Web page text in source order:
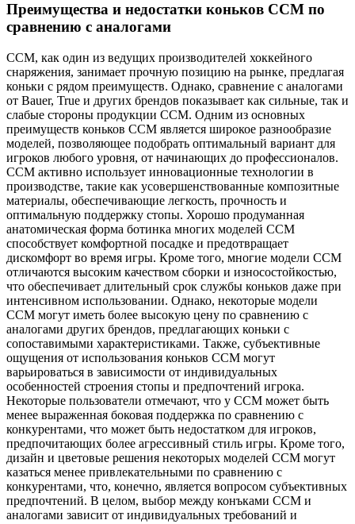
Преимущества и недостатки коньков CCM по
сравнению с аналогами
CCM, как один из ведущих производителей хоккейного
снаряжения, занимает прочную позицию на рынке, предлагая
коньки с рядом преимуществ. Однако, сравнение с аналогами
от Bauer, True и других брендов показывает как сильные, так и
слабые стороны продукции CCM. Одним из основных
преимуществ коньков CCM является широкое разнообразие
моделей, позволяющее подобрать оптимальный вариант для
игроков любого уровня, от начинающих до профессионалов.
CCM активно использует инновационные технологии в
производстве, такие как усовершенствованные композитные
материалы, обеспечивающие легкость, прочность и
оптимальную поддержку стопы. Хорошо продуманная
анатомическая форма ботинка многих моделей CCM
способствует комфортной посадке и предотвращает
дискомфорт во время игры. Кроме того, многие модели CCM
отличаются высоким качеством сборки и износостойкостью,
что обеспечивает длительный срок службы коньков даже при
интенсивном использовании. Однако, некоторые модели
CCM могут иметь более высокую цену по сравнению с
аналогами других брендов, предлагающих коньки с
сопоставимыми характеристиками. Также, субъективные
ощущения от использования коньков CCM могут
варьироваться в зависимости от индивидуальных
особенностей строения стопы и предпочтений игрока.
Некоторые пользователи отмечают, что у CCM может быть
менее выраженная боковая поддержка по сравнению с
конкурентами, что может быть недостатком для игроков,
предпочитающих более агрессивный стиль игры. Кроме того,
дизайн и цветовые решения некоторых моделей CCM могут
казаться менее привлекательными по сравнению с
конкурентами, что, конечно, является вопросом субъективных
предпочтений. В целом, выбор между конъками CCM и
аналогами зависит от индивидуальных требований и